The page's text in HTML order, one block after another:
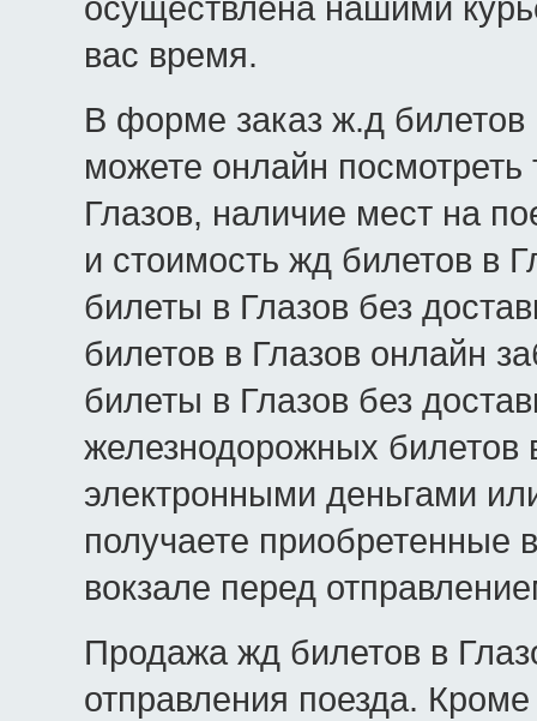
вас время.
В форме заказ ж.д билетов
можете онлайн посмотреть
Глазов, наличие мест на
и стоимость жд билетов в
билеты в Глазов без
билетов в Глазов онлайн
билеты в Глазов без
железнодорожных билетов
электронными деньгами
получаете приобретенные
вокзале перед
Продажа жд билетов в
отправления поезда.